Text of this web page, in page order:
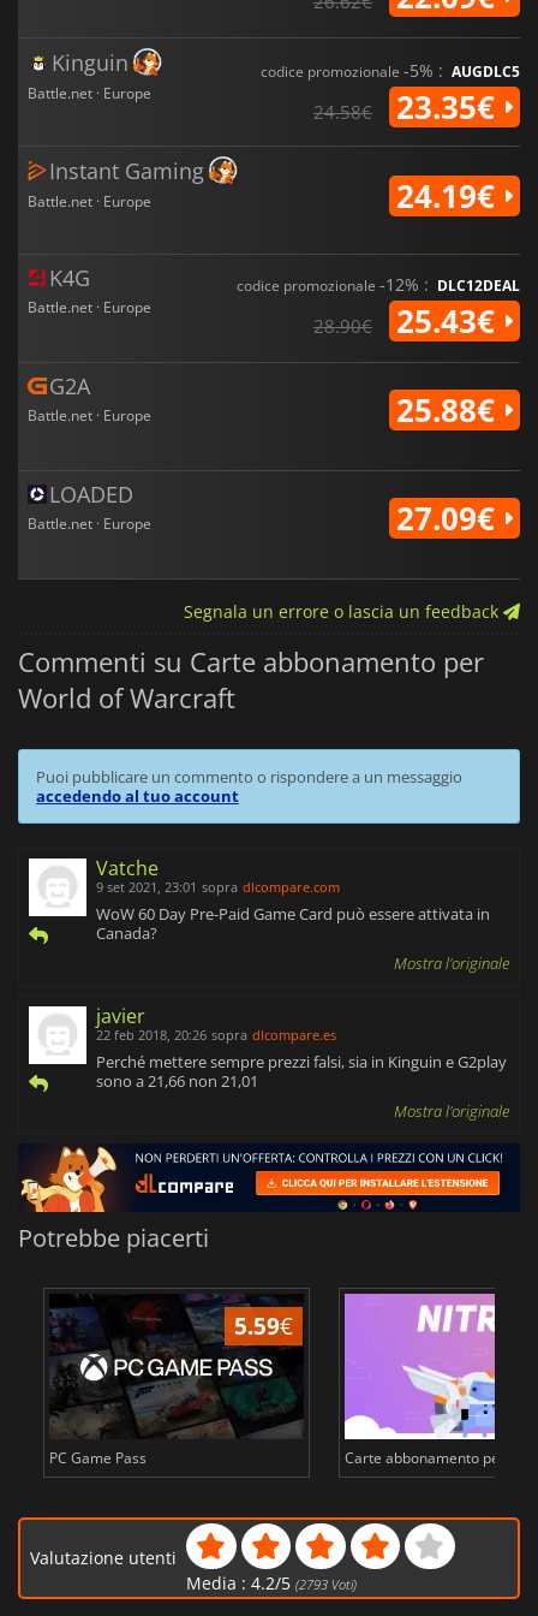
Kinguin
Battle.net · Europe
codice promozionale -5% : AUGDLC5
24.58€ 23.35€
Instant Gaming
Battle.net · Europe 24.19€
K4G
Battle.net · Europe
codice promozionale -12% : DLC12DEAL
28.90€ 25.43€
G2A
Battle.net · Europe 25.88€
LOADED
Battle.net · Europe 27.09€
Segnala un errore o lascia un feedback
Commenti su Carte abbonamento per
World of Warcraft
Puoi pubblicare un commento o rispondere a un messaggio
accedendo al tuo account
Vatche
9 set 2021, 23:01 sopra dlcompare.com
WoW 60 Day Pre-Paid Game Card può essere attivata in
Canada?
Mostra l'originale
javier
22 feb 2018, 20:26 sopra dlcompare.es
Perché mettere sempre prezzi falsi, sia in Kinguin e G2play
sono a 21,66 non 21,01
Mostra l'originale
Potrebbe piacerti
5.59€
PC Game Pass Carte abbonamento per
Valutazione utenti
Media : 4.2/5 (2793Voti)